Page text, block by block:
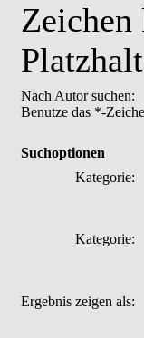
Zeichen
Nach Autor suchen:
Benutze das *-
Suchoptionen
Kategorie:
Kategorie:
Ergebnis zeigen als: